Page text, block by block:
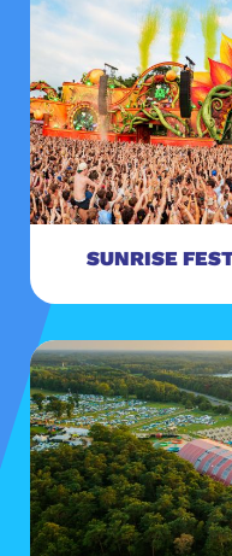
SUNRISE